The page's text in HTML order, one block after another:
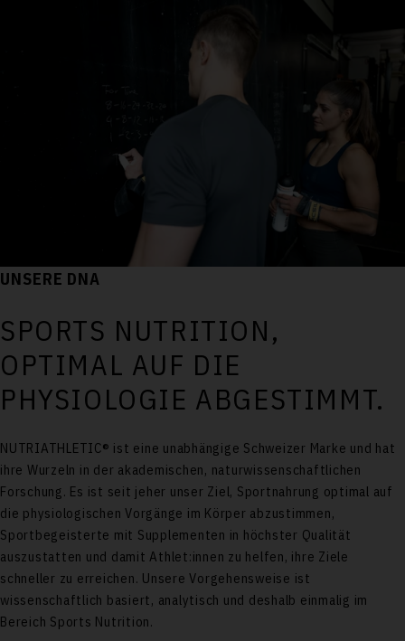
UNSERE DNA
SPORTS NUTRITION,
OPTIMAL AUF DIE
PHYSIOLOGIE ABGESTIMMT.
NUTRIATHLETIC® ist eine unabhängige Schweizer Marke und hat
ihre Wurzeln in der akademischen, naturwissenschaftlichen
Forschung. Es ist seit jeher unser Ziel, Sportnahrung optimal auf
die physiologischen Vorgänge im Körper abzustimmen,
Sportbegeisterte mit Supplementen in höchster Qualität
auszustatten und damit Athlet:innen zu helfen, ihre Ziele
schneller zu erreichen. Unsere Vorgehensweise ist
wissenschaftlich basiert, analytisch und deshalb einmalig im
Bereich Sports Nutrition.